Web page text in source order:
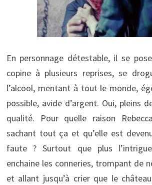
En personnage détestable, il se
copine à plusieurs reprises, se
l’alcool, mentant à tout le monde,
possible, avide d’argent. Oui, pleins
qualité. Pour quelle raison
sachant tout ça et qu’elle est
faute ? Surtout que plus
enchaine les conneries, trompant de
et allant jusqu’à crier que le